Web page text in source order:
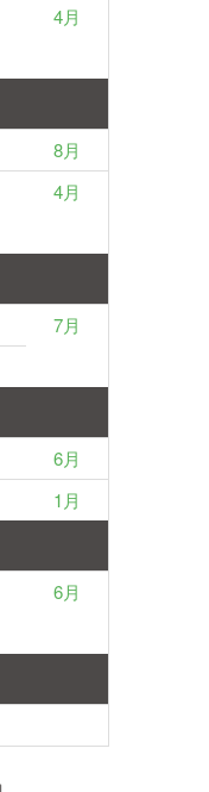
4月
8月
4月
7月
6月
1月
6月